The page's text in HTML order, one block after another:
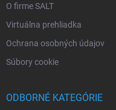
O firme SALT
Virtuálna prehliadka
Ochrana osobných údajov
Súbory cookie
ODBORNÉ KATEGÓRIE